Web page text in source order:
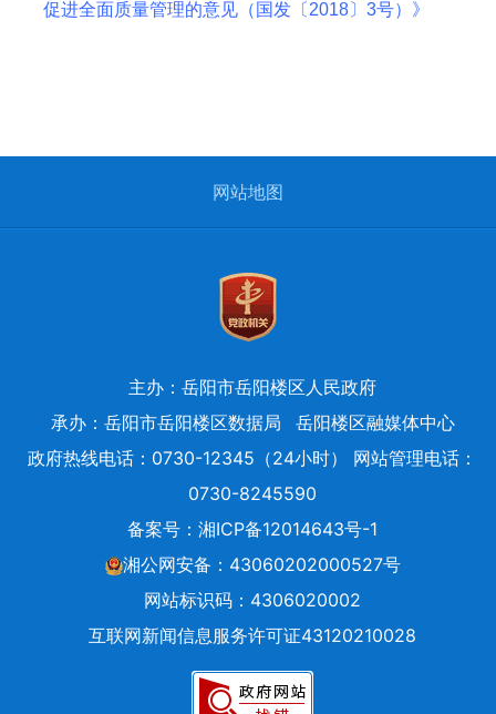
促进全面质量管理的意见（国发〔2018〕3号）》
网站地图
主办：岳阳市岳阳楼区人民政府
承办：岳阳市岳阳楼区数据局
岳阳楼区融媒体中心
政府热线电话：0730-12345（24小时） 网站管理电话：
0730-8245590
备案号： 湘ICP备12014643号-1
湘公网安备：43060202000527号
网站标识码：4306020002
互联网新闻信息服务许可证43120210028